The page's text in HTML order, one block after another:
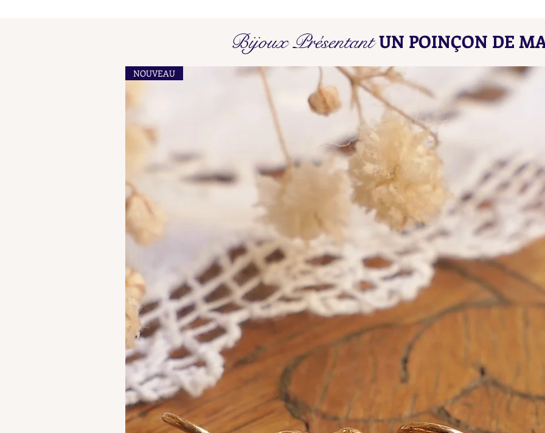
Find here our collated list, from
A A - A B, of French "losange"
shaped maker's marks for objects
Find here our collated list, from
A A - A B, of French "losange"
shaped maker's marks for objects
in precious metals.
Find
A A -
Bijoux PrésentantUN POINÇON DE
NOUVEAU